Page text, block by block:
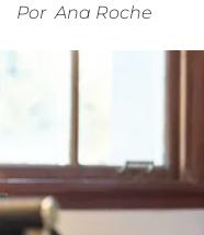
Por Ana Roche